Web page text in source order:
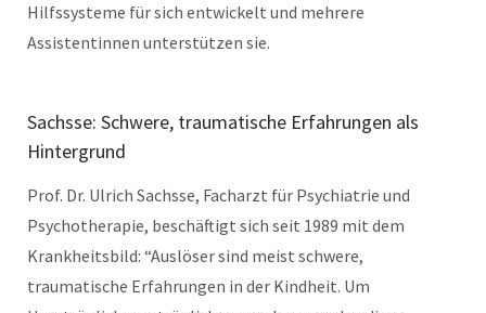
Hilfssysteme für sich entwickelt und mehrere
Assistentinnen unterstützen sie.
Sachsse: Schwere, traumatische Erfahrungen als
Hintergrund
Prof. Dr. Ulrich Sachsse, Facharzt für Psychiatrie und
Psychotherapie, beschäftigt sich seit 1989 mit dem
Krankheitsbild: “Auslöser sind meist schwere,
traumatische Erfahrungen in der Kindheit. Um